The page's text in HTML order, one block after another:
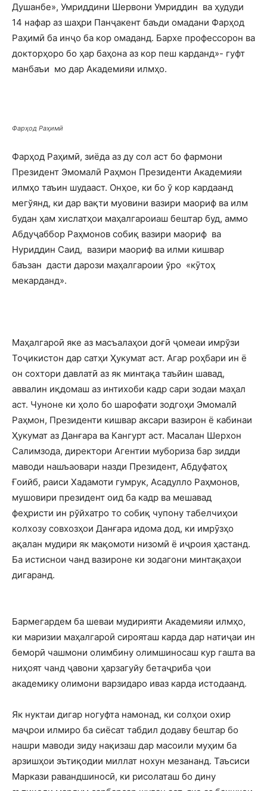
Душанбе», Умриддини Шервони Умриддин ва ҳудуди
14 нафар аз шаҳри Панҷакент баъди омадани Фарҳод
Раҳимӣ ба инҷо ба кор омаданд. Бархе профессорон ва
докторҳоро бо ҳар баҳона аз кор пеш карданд»- гуфт
манбаъи мо дар Академияи илмҳо.
Фарҳод Раҳимӣ
Фарҳод Раҳимӣ, зиёда аз ду сол аст бо фармони
Президент Эмомалӣ Раҳмон Президенти Академияи
илмҳо таъин шудааст. Онҳое, ки бо ў кор кардаанд
мегўянд, ки дар вақти муовини вазири маориф ва илм
будан ҳам хислатҳои маҳалгароиаш бештар буд, аммо
Абдуҷаббор Раҳмонов собиқ вазири маориф ва
Нуриддин Саид, вазири маориф ва илми кишвар
баъзан дасти дарози маҳалгароии ўро «кӯтоҳ
мекарданд».
Маҳалгароӣ яке аз масъалаҳои доғӣ ҷомеаи имрўзи
Тоҷикистон дар сатҳи Ҳукумат аст. Агар роҳбари ин ё
он сохтори давлатӣ аз як минтақа таъйин шавад,
аввалин иқдомаш аз интихоби кадр сари зодаи маҳал
аст. Чуноне ки ҳоло бо шарофати зодгоҳи Эмомалӣ
Раҳмон, Президенти кишвар аксари вазирон ё кабинаи
Ҳукумат аз Данғара ва Кангурт аст. Масалан Шерхон
Салимзода, директори Агентии мубориза бар зидди
маводи нашъаовари назди Президент, Абдуфатоҳ
Ғоийб, раиси Хадамоти гумрук, Асадулло Раҳмонов,
мушовири президент оид ба кадр ва мешавад
феҳристи ин рўйхатро то собиқ чупону табелчиҳои
колхозу совхозҳои Данғара идома дод, ки имрӯзҳо
ақалан мудири як мақомоти низомӣ ё иҷроия ҳастанд.
Ба истиснои чанд вазироне ки зодагони минтақаҳои
дигаранд.
Бармегардем ба шеваи мудирияти Академияи илмҳо,
ки маризии маҳалгароӣ сирояташ карда дар натиҷаи ин
беморӣ чашмони олимбину олимшиносаш кур гашта ва
ниҳоят чанд ҷавони ҳарзагуйу бетаҷриба ҷои
академику олимони варзидаро иваз карда истодаанд.
Як нуктаи дигар ногуфта намонад, ки солҳои охир
маҷрои илмиро ба сиёсат табдил додаву бештар бо
нашри маводи зиду нақизаш дар масоили муҳим ба
арзишҳои эътиқодии миллат нохун мезананд. Таъсиси
Маркази равандшиносӣ, ки рисолаташ бо дину